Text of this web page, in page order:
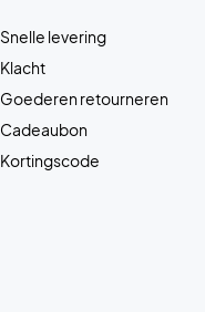
Snelle levering
Klacht
Goederen retourneren
Cadeaubon
Kortingscode